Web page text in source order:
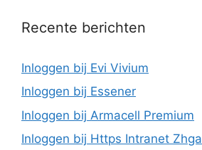
Recente berichten
Inloggen bij Evi Vivium
Inloggen bij Essener
Inloggen bij Armacell Premium
Inloggen bij Https Intranet Zhga